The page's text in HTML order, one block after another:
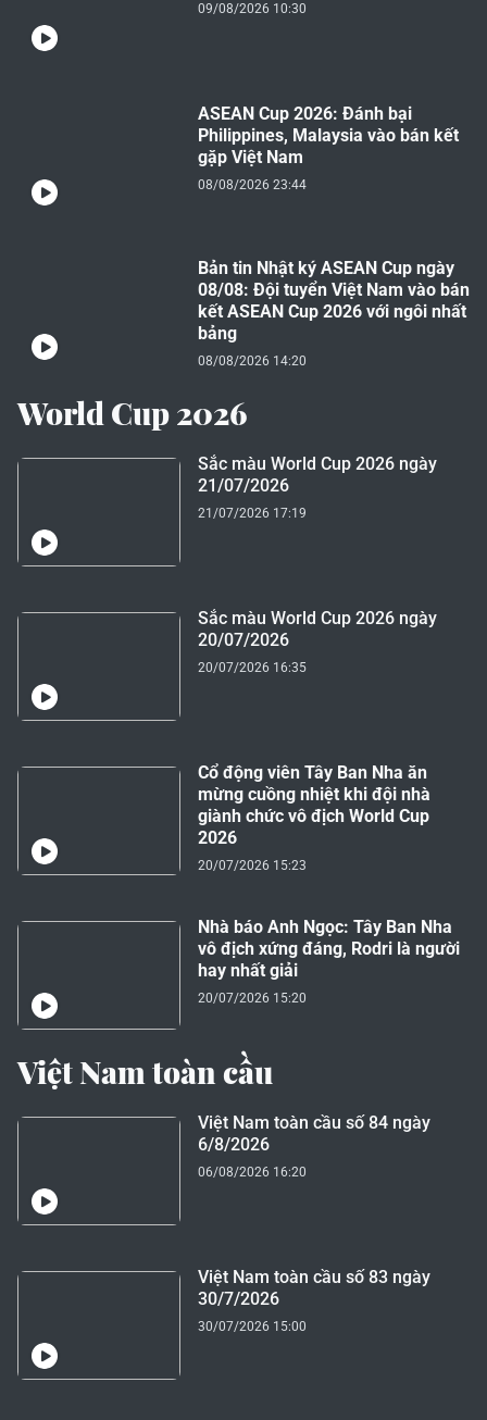
09/08/2026 10:30
ASEAN Cup 2026: Đánh bại
Philippines, Malaysia vào bán kết
gặp Việt Nam
08/08/2026 23:44
Bản tin Nhật ký ASEAN Cup ngày
08/08: Đội tuyển Việt Nam vào bán
kết ASEAN Cup 2026 với ngôi nhất
bảng
08/08/2026 14:20
World Cup 2026
Sắc màu World Cup 2026 ngày
21/07/2026
21/07/2026 17:19
Sắc màu World Cup 2026 ngày
20/07/2026
20/07/2026 16:35
Cổ động viên Tây Ban Nha ăn
mừng cuồng nhiệt khi đội nhà
giành chức vô địch World Cup
2026
20/07/2026 15:23
Nhà báo Anh Ngọc: Tây Ban Nha
vô địch xứng đáng, Rodri là người
hay nhất giải
20/07/2026 15:20
Việt Nam toàn cầu
Việt Nam toàn cầu số 84 ngày
6/8/2026
06/08/2026 16:20
Việt Nam toàn cầu số 83 ngày
30/7/2026
30/07/2026 15:00